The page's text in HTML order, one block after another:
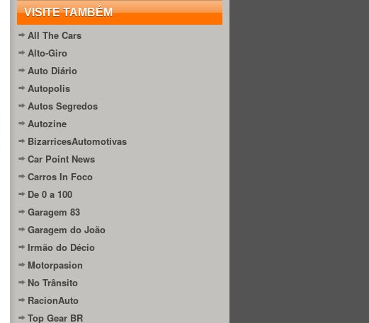
VISITE TAMBÉM
All The Cars
Alto-Giro
Auto Diário
Autopolis
Autos Segredos
Autozine
BizarricesAutomotivas
Car Point News
Carros In Foco
De 0 a 100
Garagem 83
Garagem do João
Irmão do Décio
Motorpasion
No Trânsito
RacionAuto
Top Gear BR